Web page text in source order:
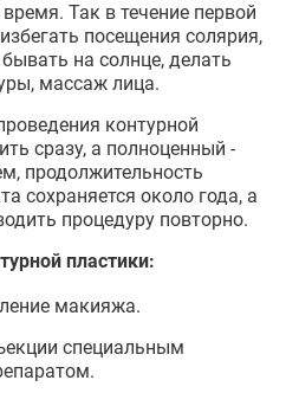
Так в течение первой
посещения солярия,
на солнце, делать
массаж лица.
контурной
сразу, а полноценный -
продолжительность
сохраняется около года, а
процедуру повторно.
пластики:
макияжа.
специальным